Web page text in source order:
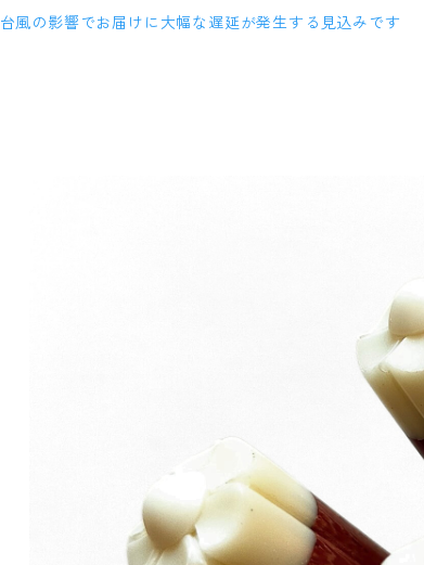
台風の影響でお届けに大幅な遅延が発生する見込みです